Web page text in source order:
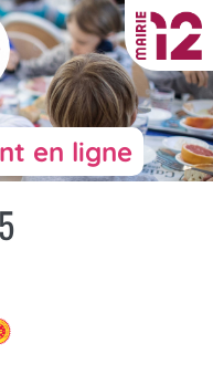
en ligne